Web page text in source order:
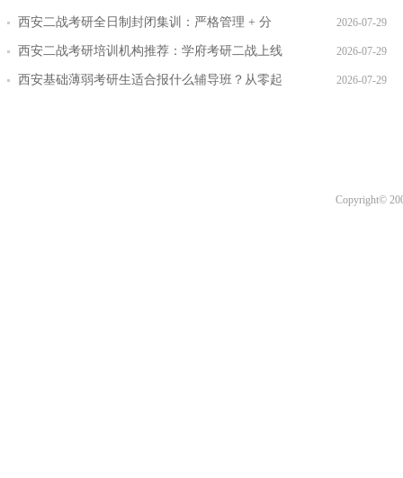
层教学方案
西安二战考研全日制封闭集训：严格管理 + 分
层教学效果实测
2026-07-29
西安二战考研培训机构推荐：学府考研二战上线
率提升路径
2026-07-29
西安基础薄弱考研生适合报什么辅导班？从零起 2026-07-29
Copyright©